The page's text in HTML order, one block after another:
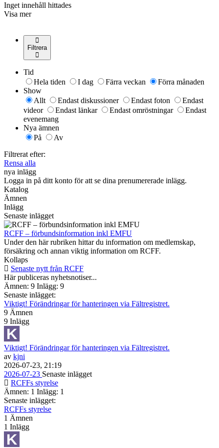
Inget innehåll hittades
Visa mer
Filtrera
Tid
Hela tiden
I dag Färra veckan
Förra månaden
Show
Allt
Endast diskussioner Endast foton
Endast
videor
Endast länkar Endast omröstningar
Endast
evenemang
Nya ämnen
På
Av
Filtrerat efter:
Rensa alla
nya inlägg
Logga in på ditt konto för att se dina prenumererade inlägg.
Katalog
Ämnen
Inlägg
Senaste inlägget
RCFF – förbundsinformation inkl EMFU
Under den här rubriken hittar du information om medlemskap,
försäkring och annan viktig information om RCFF.
Kollaps
Senaste nytt från RCFF
Här publiceras nyhetsnotiser...
Ämnen: 9 Inlägg: 9
Senaste inlägget:
Viktigt! Förändringar för hanteringen via Fältregistret.
9 Ämnen
9 Inlägg
Viktigt! Förändringar för hanteringen via Fältregistret.
av kjni
2026-07-23, 21:19
2026-07-23 Senaste inlägget
RCFFs styrelse
Ämnen: 1 Inlägg: 1
Senaste inlägget:
RCFFs styrelse
1 Ämnen
1 Inlägg